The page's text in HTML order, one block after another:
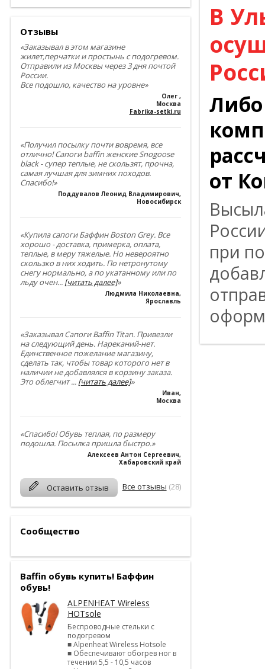
Отзывы
«Заказывал в этом магазине
жилет,перчатки и простынь с подогревом.
Отправили из Москвы через 3 дня почтой
России.
Все подошло, качество на уровне»
Олег ,
Москва
Fabrika-setki.ru
«Получил посылку почти вовремя, все
отлично! Сапоги baffin женские Snogoose
black - супер теплые, не скользят, прочна,
самая лучшая для зимних походов.
Спасибо!»
Поддувалов Леонид Владимирович,
Новосибирск
«Купила сапоги Баффин Boston Grey. Все
хорошо - доставка, примерка, оплата,
теплые, в меру тяжелые. Но невероятно
скользко в них ходить. По нетронутому
снегу нормально, а по укатанному или по
льду очен... [читать далее]»
Людмила Николаевна,
Ярославль
«Заказывал Сапоги Baffin Titan. Привезли
на следующий день. Нареканий-нет.
Единственное пожелание магазину,
сделать так, чтобы товар которого нет в
наличии не добавлялся в корзину заказа.
Это облегчит... [читать далее]»
Иван,
Москва
«Спасибо! Обувь теплая, по размеру
подошла. Посылка пришла быстро.»
Алексеев Антон Сергеевич,
Хабаровский край
Оставить отзыв Все отзывы (28)
Сообщество
Baffin обувь купить! Баффин
обувь!
ALPENHEAT Wireless
HOTsole
Беспроводные стельки с
подогревом
■ Alpenheat Wireless Hotsole
■ Обеспечивают обогрев ног в
течении 5,5 - 10,5 часов
В
от
при